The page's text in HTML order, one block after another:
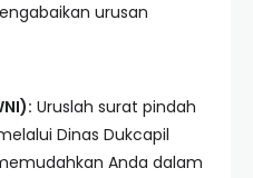
urusan
Uruslah surat pindah
Dinas Dukcapil
Anda dalam